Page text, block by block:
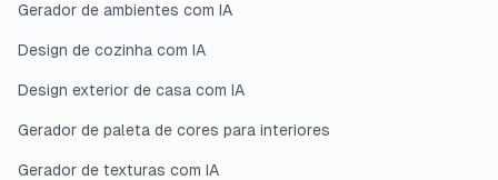
Gerador de ambientes com IA
Design de cozinha com IA
Design exterior de casa com IA
Gerador de paleta de cores para interiores
Gerador de texturas com IA